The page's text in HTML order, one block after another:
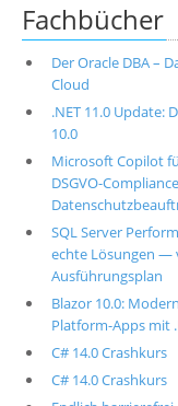
Fachbücher
Der Oracle DBA –
Cloud
.NET 11.0 Update:
10.0
Microsoft Copilot
DSGVO-
SQL Server
echte Lösungen —
Ausführungsplan
Blazor 10.0:
Platform-Apps mit
C# 14.0 Crashkurs
C# 14.0 Crashkurs